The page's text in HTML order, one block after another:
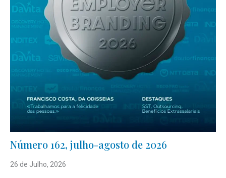
Número 162, julho-agosto de 2026
26 de Julho, 2026